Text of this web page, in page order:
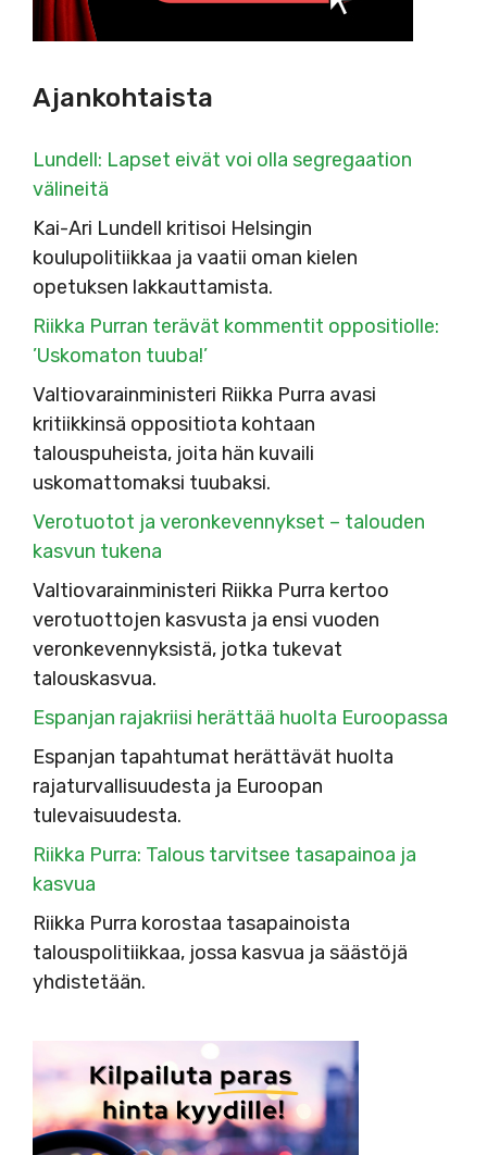
Ajankohtaista
Lundell: Lapset eivät voi olla segregaation
välineitä
Kai-Ari Lundell kritisoi Helsingin
koulupolitiikkaa ja vaatii oman kielen
opetuksen lakkauttamista.
Riikka Purran terävät kommentit oppositiolle:
’Uskomaton tuuba!’
Valtiovarainministeri Riikka Purra avasi
kritiikkinsä oppositiota kohtaan
talouspuheista, joita hän kuvaili
uskomattomaksi tuubaksi.
Verotuotot ja veronkevennykset – talouden
kasvun tukena
Valtiovarainministeri Riikka Purra kertoo
verotuottojen kasvusta ja ensi vuoden
veronkevennyksistä, jotka tukevat
talouskasvua.
Espanjan rajakriisi herättää huolta Euroopassa
Espanjan tapahtumat herättävät huolta
rajaturvallisuudesta ja Euroopan
tulevaisuudesta.
Riikka Purra: Talous tarvitsee tasapainoa ja
kasvua
Riikka Purra korostaa tasapainoista
talouspolitiikkaa, jossa kasvua ja säästöjä
yhdistetään.